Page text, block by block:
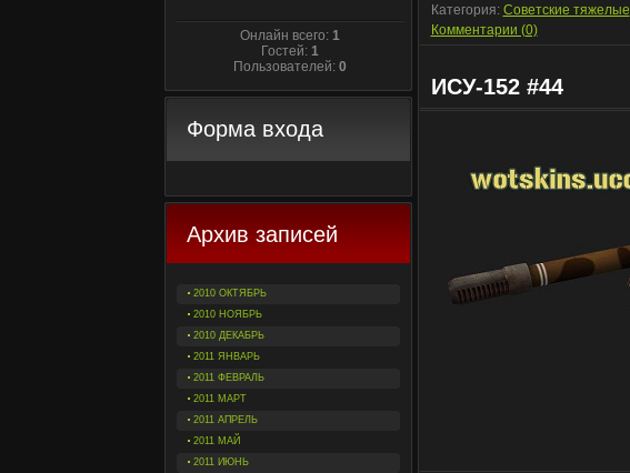
Онлайн всего: 1
Гостей: 1
Пользователей: 0
Форма входа
Архив записей
2010 ОКТЯБРЬ
2010 НОЯБРЬ
2010 ДЕКАБРЬ
2011 ЯНВАРЬ
2011 ФЕВРАЛЬ
2011 МАРТ
2011 АПРЕЛЬ
2011 МАЙ
2011 ИЮНЬ
Категория: Советские тяжелые
Комментарии (0)
ИСУ-152 #44